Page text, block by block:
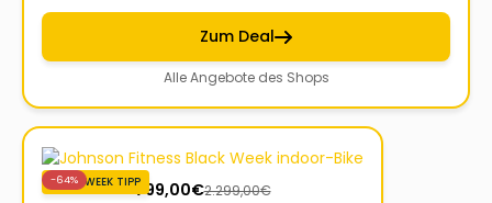
Zum Deal
Alle Angebote des Shops
BLACKWEEK TIPP
-64% 799,00€2.299,00€